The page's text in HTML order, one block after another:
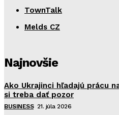
TownTalk
Melds CZ
Najnovšie
Ako Ukrajinci hľadajú prácu
si treba dať pozor
BUSINESS 21. júla 2026